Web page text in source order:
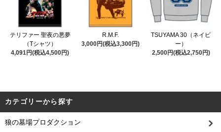
テリファー 聖夜の悪夢
（Tシャツ）
4,091円(税込4,500円)
R.M.F.
3,000円(税込3,300円)
TSUYAMA 30（ネイビ
ー）
2,500円(税込2,750円)
カテゴリーから探す
狼の墓場プロダクション